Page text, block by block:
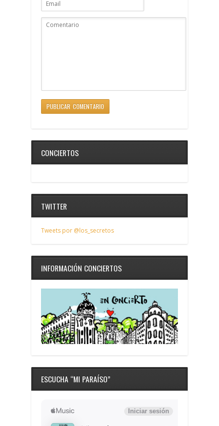
CONCIERTOS
TWITTER
Tweets por @los_secretos
INFORMACIÓN CONCIERTOS
ESCUCHA “MI PARAÍSO”